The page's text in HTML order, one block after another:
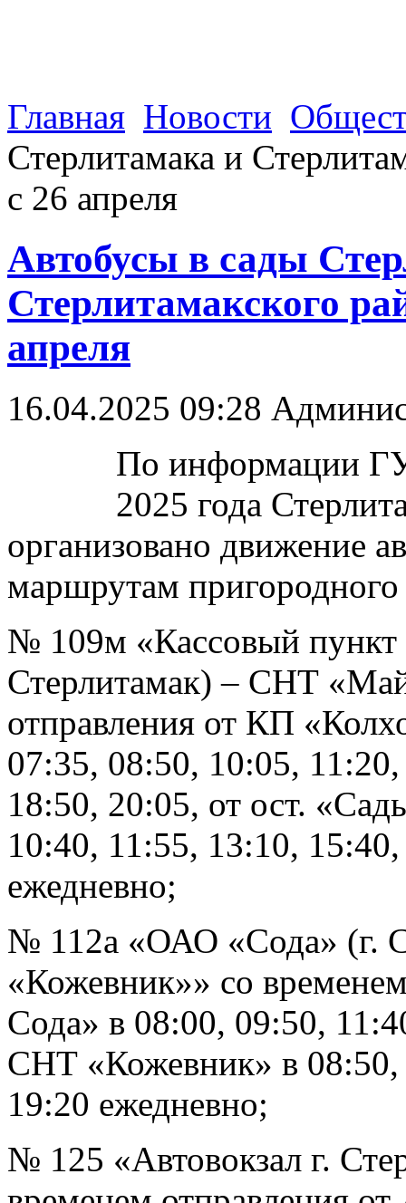
Главная Новости
Стерлитамака и
с 26 апреля
Автобусы в сады
Стерлитамакского
апреля
16.04.2025 09:28
По информации
2025 года
организовано движение
маршрутам
№ 109м «Кассовый пункт
Стерлитамак) – СНТ
отправления от КП
07:35, 08:50, 10:05,
18:50, 20:05, от ост.
10:40, 11:55, 13:10,
ежедневно;
№ 112а «ОАО «Сода» (г.
«Кожевник»» со
Сода» в 08:00, 09:50,
СНТ «Кожевник» в
19:20 ежедневно;
№ 125 «Автовокзал г.